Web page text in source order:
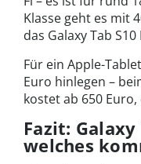
Klasse geht es mit
das Galaxy Tab
Für ein Apple-
Euro hinlegen –
kostet ab 650
Fazit: Galaxy
welches